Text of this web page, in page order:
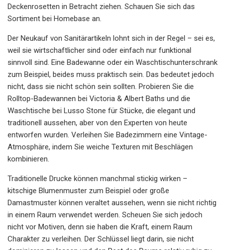
Deckenrosetten in Betracht ziehen. Schauen Sie sich das
Sortiment bei Homebase an.
Der Neukauf von Sanitärartikeln lohnt sich in der Regel – sei es,
weil sie wirtschaftlicher sind oder einfach nur funktional
sinnvoll sind. Eine Badewanne oder ein Waschtischunterschrank
zum Beispiel, beides muss praktisch sein. Das bedeutet jedoch
nicht, dass sie nicht schön sein sollten. Probieren Sie die
Rolltop-Badewannen bei Victoria & Albert Baths und die
Waschtische bei Lusso Stone für Stücke, die elegant und
traditionell aussehen, aber von den Experten von heute
entworfen wurden. Verleihen Sie Badezimmern eine Vintage-
Atmosphäre, indem Sie weiche Texturen mit Beschlägen
kombinieren.
Traditionelle Drucke können manchmal stickig wirken –
kitschige Blumenmuster zum Beispiel oder große
Damastmuster können veraltet aussehen, wenn sie nicht richtig
in einem Raum verwendet werden. Scheuen Sie sich jedoch
nicht vor Motiven, denn sie haben die Kraft, einem Raum
Charakter zu verleihen. Der Schlüssel liegt darin, sie nicht